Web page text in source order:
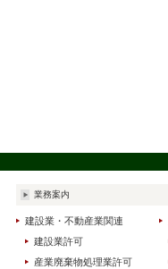
業務案内
建設業・不動産業関連
建設業許可
産業廃棄物処理業許可